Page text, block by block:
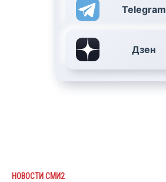
Telegram
Дзен
НОВОСТИ СМИ2